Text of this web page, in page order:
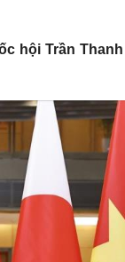
hội Trần